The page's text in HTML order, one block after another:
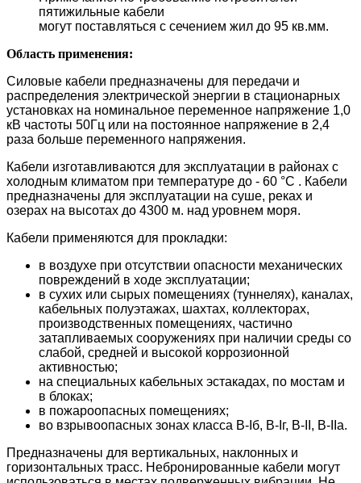
пятижильные кабели
могут поставляться с сечением жил до 95 кв.мм.
Область применения:
Силовые кабели предназначены для передачи и
распределения электрической энергии в стационарных
установках на номинальное переменное напряжение 1,0
кВ частоты 50Гц или на постоянное напряжение в 2,4
раза больше переменного напряжения.
Кабели изготавливаются для эксплуатации в районах с
холодным климатом при температуре до - 60 °С . Кабели
предназначены для эксплуатации на суше, реках и
озерах на высотах до 4300 м. над уровнем моря.
Кабели применяются для прокладки:
в воздухе при отсутствии опасности механических
повреждений в ходе эксплуатации;
в сухих или сырых помещениях (туннелях), каналах,
кабельных полуэтажах, шахтах, коллекторах,
производственных помещениях, частично
затапливаемых сооружениях при наличии среды со
слабой, средней и высокой коррозионной
активностью;
на специальных кабельных эстакадах, по мостам и
в блоках;
в пожароопасных помещениях;
во взрывоопасных зонах класса B-Iб, B-Iг, В-II, В-IIа.
Предназначены для вертикальных, наклонных и
горизонтальных трасс. Небронированные кабели могут